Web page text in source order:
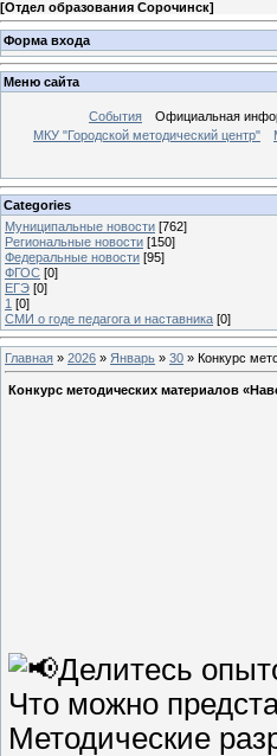
[Отдел образования Сорочинск]
Форма входа
Меню сайта
События Официальная
МКУ "Городской методический центр"
Categories
Муниципальные новости [762]
Региональные новости [150]
Федеральные новости [95]
ФГОС [0]
ЕГЭ [0]
1 [0]
СМИ о годе педагога и наставника [0]
Главная » 2026 » Январь » 30 » Конкурс
Конкурс методических материалов
Делитесь
Что можно
Методические